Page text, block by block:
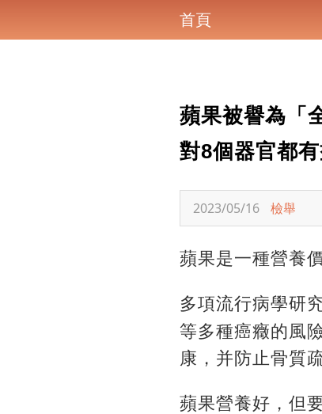
首頁
蘋果被譽為「
對8個器官都
2023/05/16 檢舉
蘋果是一種營養
多項流行病學研
等多種癌癥的風險
康，并防止骨質
蘋果營養好，但